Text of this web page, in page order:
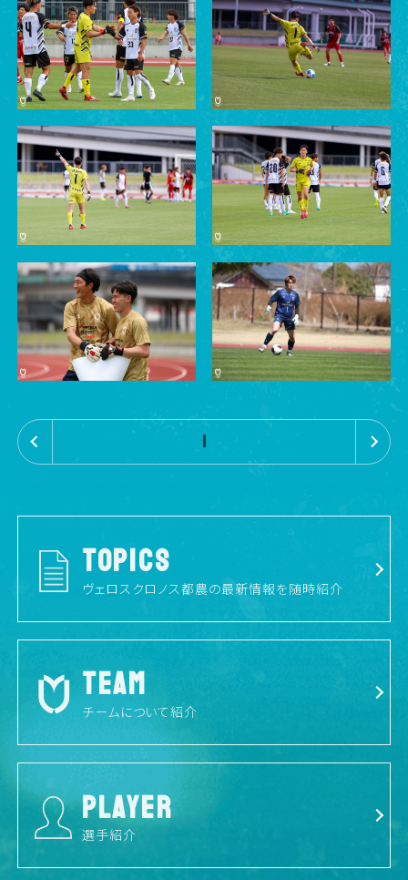
1 »
TOPICS
ヴェロスクロノス都農の最新情報を随時紹介
TEAM
チームについて紹介
PLAYER
選手紹介